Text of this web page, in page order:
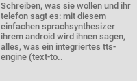
Schreiben, was sie wollen und ihr
telefon sagt es: mit diesem
einfachen sprachsynthesizer
ihrem android wird ihnen sagen,
alles, was ein integriertes tts-
engine (text-to..